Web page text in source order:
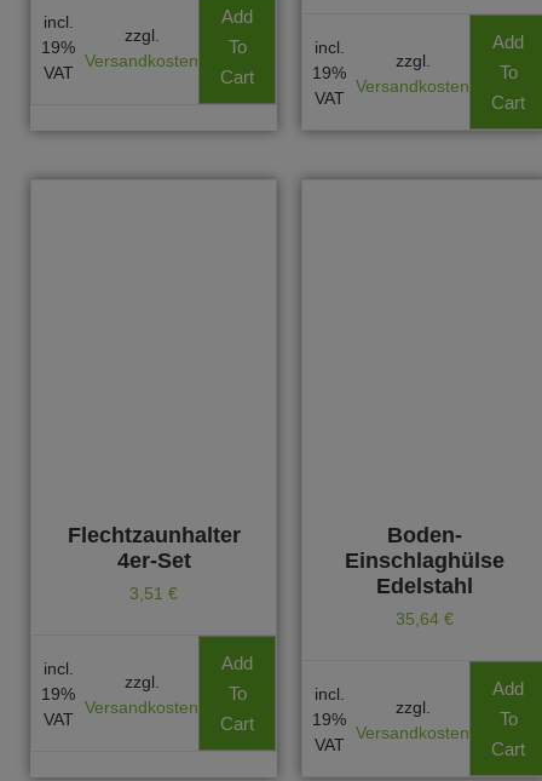
incl.
19%
VAT
zzgl.
Versandkosten
Add
To
Cart
incl.
19%
VAT
zzgl.
Versandkosten
Add
To
Cart
Flechtzaunhalter
4er-Set
3,51 €
incl.
19%
VAT
zzgl.
Versandkosten
Add
To
Cart
Boden-
Einschlaghülse
Edelstahl
35,64 €
incl.
19%
VAT
zzgl.
Versandkosten
Add
To
Cart